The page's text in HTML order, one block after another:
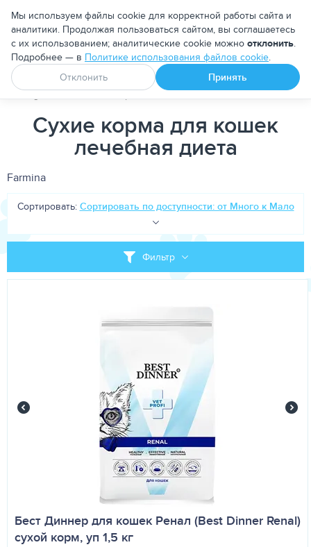
Москва
Апоквел Ветмедин От блох и клещей
PetDog Кошкам Корма для кошек Лечебно-
Сухие корма для кошек
лечебная диета
Farmina
Фильтр
Сортировать: Сортировать по доступности: от Много к Мало
Бест Диннер для кошек Ренал (Best Dinner Renal)
сухой корм, уп 1,5 кг
Мы используем файлы cookie для корректной работы сайта и
аналитики. Продолжая пользоваться сайтом, вы соглашаетесь
с их использованием; аналитические cookie можно отклонить.
Подробнее — в Политике использования файлов cookie.
Отклонить
Принять